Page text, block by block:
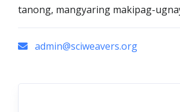
tanong, mangyaring makipag-
admin@sciweavers.org